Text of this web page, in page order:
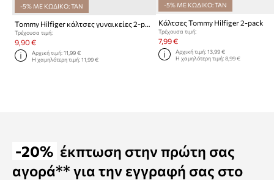
-5% ΜΕ ΚΩΔΙΚΟ: TAN
Τρέχουσα τιμή:
9,90 €
Αρχική τιμή:11,99 €
Η χαμηλότερη τιμή:11,99 €
-5% ΜΕ ΚΩΔΙΚΟ: TAN
Κάλτσες Tommy Hilfiger 2-pack
Τρέχουσα τιμή:
7,99 €
Αρχική τιμή: 13,99 €
Η χαμηλότερη τιμή: 8,99 €
-20% έκπτωση στην πρώτη σας
αγορά** για την εγγραφή σας στο